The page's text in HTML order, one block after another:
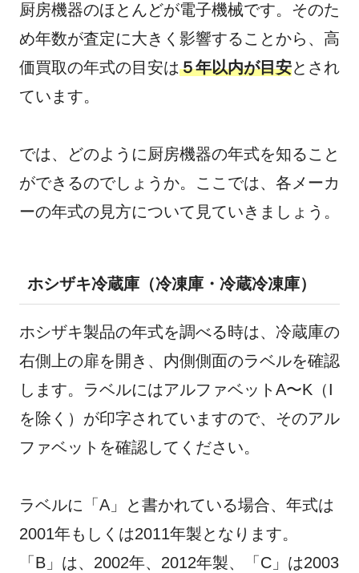
厨房機器のほとんどが電子機械です。そのた
め年数が査定に大きく影響することから、高
価買取の年式の目安は５年以内が目安とされ
ています。
では、どのように厨房機器の年式を知ること
ができるのでしょうか。ここでは、各メーカ
ーの年式の見方について見ていきましょう。
ホシザキ冷蔵庫（冷凍庫・冷蔵冷凍庫）
ホシザキ製品の年式を調べる時は、冷蔵庫の
右側上の扉を開き、内側側面のラベルを確認
します。ラベルにはアルファベットA〜K（I
を除く）が印字されていますので、そのアル
ファベットを確認してください。
ラベルに「A」と書かれている場合、年式は
2001年もしくは2011年製となります。
「B」は、2002年、2012年製、「C」は2003